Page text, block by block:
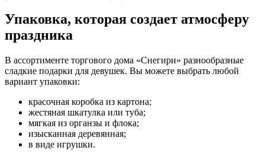
Упаковка, которая создает атмосферу
праздника
В ассортименте торгового дома «Снегири» разнообразные
сладкие подарки для девушек. Вы можете выбрать любой
вариант упаковки:
красочная коробка из картона;
жестяная шкатулка или туба;
мягкая из органзы и флока;
изысканная деревянная;
в виде игрушки.